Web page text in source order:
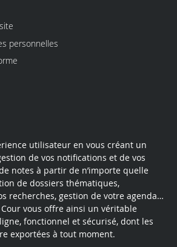
personnelles
utilisateur en vous créant un
de vos notifications et de vos
notes à partir de n’importe quelle
de dossiers thématiques,
recherches, gestion de votre agenda…
vous offre ainsi un véritable
fonctionnel et sécurisé, dont les
exportées à tout moment.